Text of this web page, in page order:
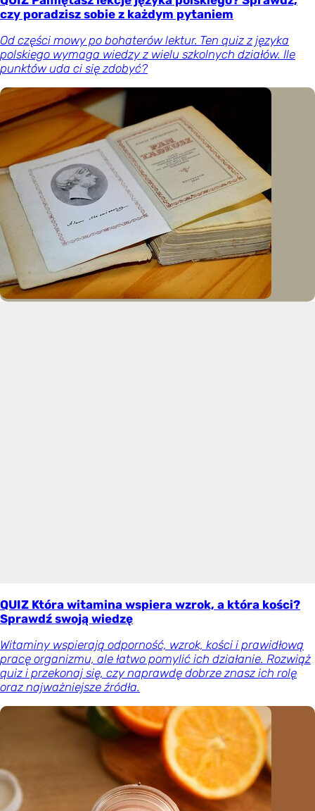
czy poradzisz sobie z każdym pytaniem
Od części mowy po bohaterów lektur. Ten quiz z języka
polskiego wymaga wiedzy z wielu szkolnych działów. Ile
punktów uda ci się zdobyć?
QUIZ Która witamina wspiera wzrok, a która kości?
Sprawdź swoją wiedzę
Witaminy wspierają odporność, wzrok, kości i prawidłową
pracę organizmu, ale łatwo pomylić ich działanie. Rozwiąż
quiz i przekonaj się, czy naprawdę dobrze znasz ich rolę
oraz najważniejsze źródła.